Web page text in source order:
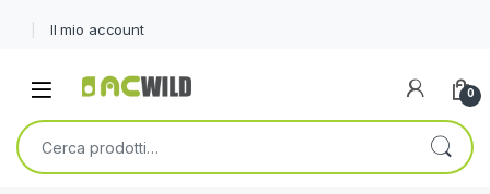
Il mio account
0
Cerca: